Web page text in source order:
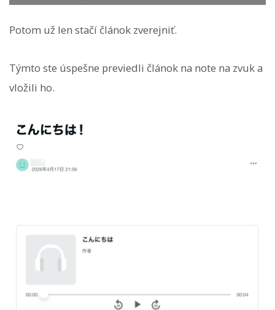
Potom už len stačí článok zverejniť.
Týmto ste úspešne previedli článok na note na zvuk a
vložili ho.